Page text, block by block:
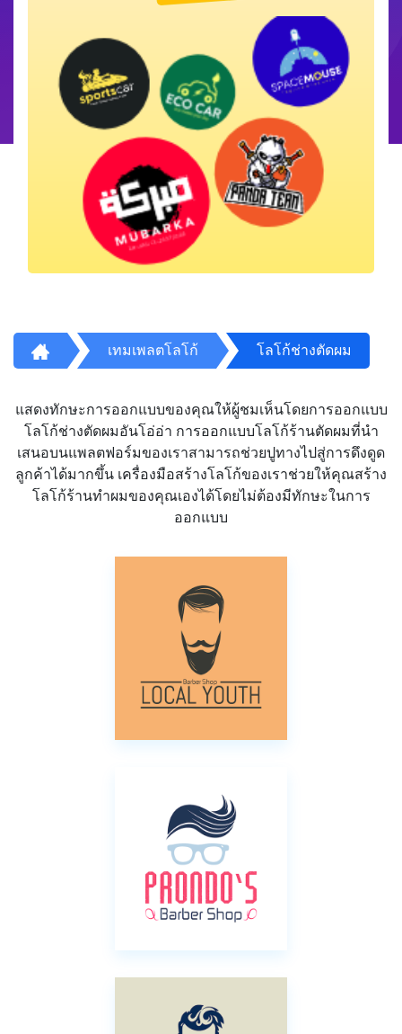
เทมเพลตโลโก้ โลโก้ช่างตัดผม
แสดงทักษะการออกแบบของคุณให้ผู้ชมเห็นโดยการออกแบบ
โลโก้ช่างตัดผมอันโอ่อ่า การออกแบบโลโก้ร้านตัดผมที่นำ
เสนอบนแพลตฟอร์มของเราสามารถช่วยปูทางไปสู่การดึงดูด
ลูกค้าได้มากขึ้น เครื่องมือสร้างโลโก้ของเราช่วยให้คุณสร้าง
โลโก้ร้านทำผมของคุณเองได้โดยไม่ต้องมีทักษะในการ
ออกแบบ